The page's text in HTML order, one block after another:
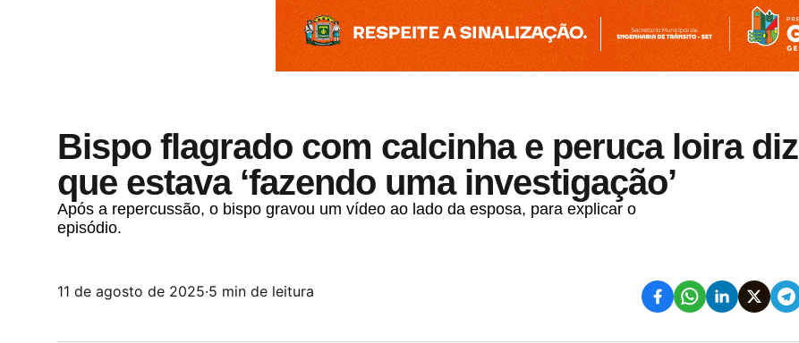
Bispo flagrado com calcinha e peruca loira diz
que estava ‘fazendo uma investigação’
Após a repercussão, o bispo gravou um vídeo ao lado da esposa, para explicar o
episódio.
11 de agosto de 2025·5 min de leitura